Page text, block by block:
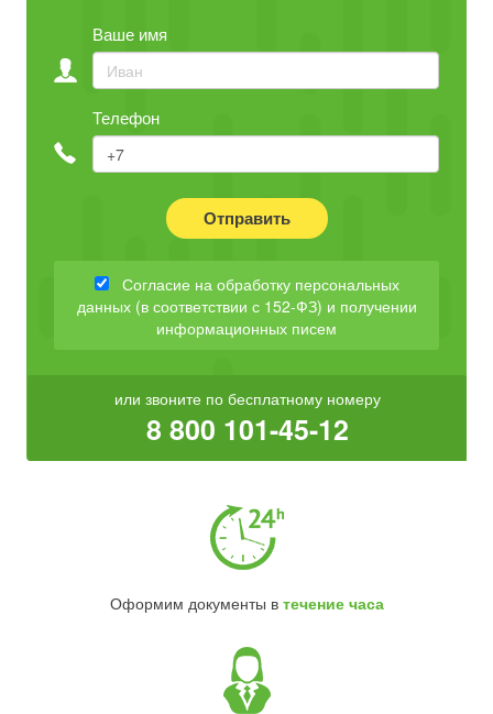
Ваше имя
Телефон
Отправить
Согласие на обработку персональных
данных (в соответствии с 152-ФЗ) и получении
информационных писем
или звоните по бесплатному номеру
8 800 101-45-12
Оформим документы в течение часа